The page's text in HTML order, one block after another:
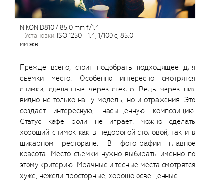
NIKON D810 / 85.0 mm f/1.4
установки: ISO 1250, F1.4, 1/100 с, 85.0
мм экв.
Прежде всего, стоит подобрать подходящее для
съемки место. Особенно интересно смотрятся
снимки, сделанные через стекло. Ведь через них
видно не только нашу модель, но и отражения. Это
создает интересную, насыщенную композицию.
Статус кафе роли не играет: можно сделать
хороший снимок как в недорогой столовой, так и в
шикарном ресторане. В фотографии главное
красота. Место съемки нужно выбирать именно по
этому критерию. Мрачные и тесные места смотрятся
хуже, нежели просторные, хорошо освещенные.